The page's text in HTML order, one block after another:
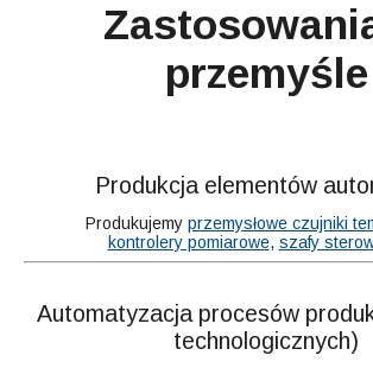
przemyśle
Produkcja elementów
Produkujemy przemysłowe czujniki
kontrolery pomiarowe, szafy
Automatyzacja procesów
technologicznych)